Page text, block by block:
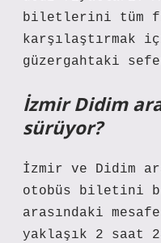
biletlerini tüm
karşılaştırmak
güzergahtaki
İzmir Didim
sürüyor?
İzmir ve Didim
otobüs biletini
arasındaki
yaklaşık 2 saat